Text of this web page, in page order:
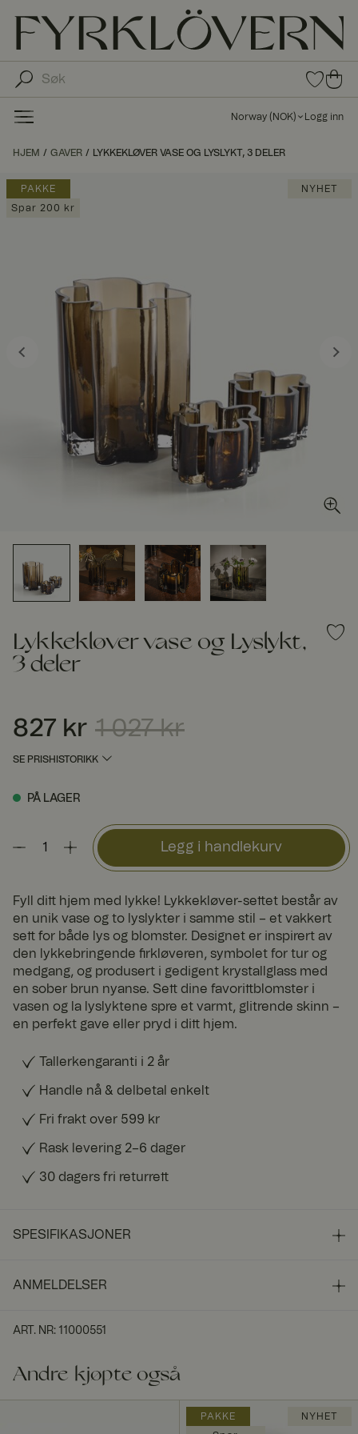
0
pro
ter i
0
pro
du
ndl
Norway ( NOK) Logg inn
HJEM GAVER LYKKEKLØVER VASE OG LYSLYKT, 3 DELER
PAKKE
Spar 200 kr
NYHET
Lykkekløver vase og Lyslykt,
3 deler
Nåværende pris :827 kr Forrige pris
827 kr 1 027 kr
SE PRISHISTORIKK
PÅ LAGER
Legg i handlekurv
Fyll ditt hjem med lykke! Lykkekløver-settet består av
en unik vase og to lyslykter i samme stil – et vakkert
sett for både lys og blomster. Designet er inspirert av
den lykkebringende firkløveren, symbolet for tur og
medgang, og produsert i gedigent krystallglass med
en sober brun nyanse. Sett dine favorittblomster i
vasen og la lyslyktene spre et varmt, glitrende skinn –
en perfekt gave eller pryd i ditt hjem.
Tallerkengaranti i 2 år
Handle nå & delbetal enkelt
Fri frakt over 599 kr
Rask levering 2–6 dager
30 dagers fri returrett
SPESIFIKASJONER
ANMELDELSER
ART. NR: 11000551
Andre kjøpte også
PAKKE
NYHET